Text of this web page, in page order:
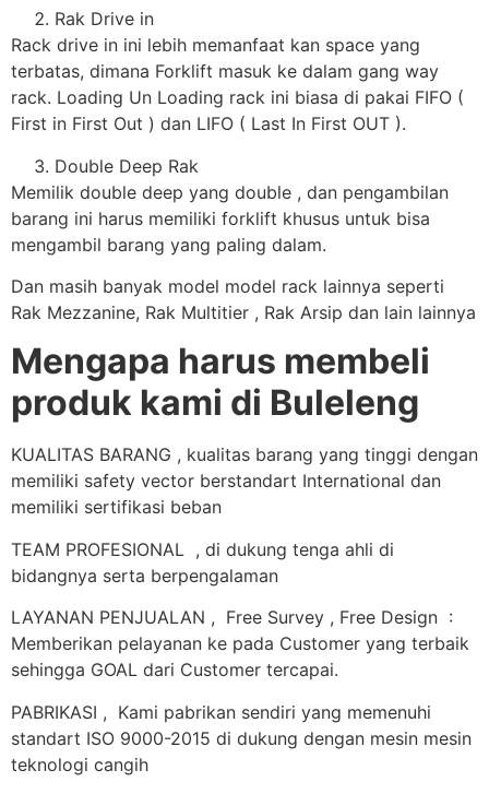
Rak Drive in
Rack drive in ini lebih memanfaat kan space yang
terbatas, dimana Forklift masuk ke dalam gang way
rack. Loading Un Loading rack ini biasa di pakai FIFO (
First in First Out ) dan LIFO ( Last In First OUT ).
Double Deep Rak
Memilik double deep yang double , dan pengambilan
barang ini harus memiliki forklift khusus untuk bisa
mengambil barang yang paling dalam.
Dan masih banyak model model rack lainnya seperti
Rak Mezzanine, Rak Multitier , Rak Arsip dan lain lainnya
Mengapa harus membeli
produk kami di Buleleng
KUALITAS BARANG , kualitas barang yang tinggi dengan
memiliki safety vector berstandart International dan
memiliki sertifikasi beban
TEAM PROFESIONAL , di dukung tenga ahli di
bidangnya serta berpengalaman
LAYANAN PENJUALAN , Free Survey , Free Design :
Memberikan pelayanan ke pada Customer yang terbaik
sehingga GOAL dari Customer tercapai.
PABRIKASI , Kami pabrikan sendiri yang memenuhi
standart ISO 9000-2015 di dukung dengan mesin mesin
teknologi cangih